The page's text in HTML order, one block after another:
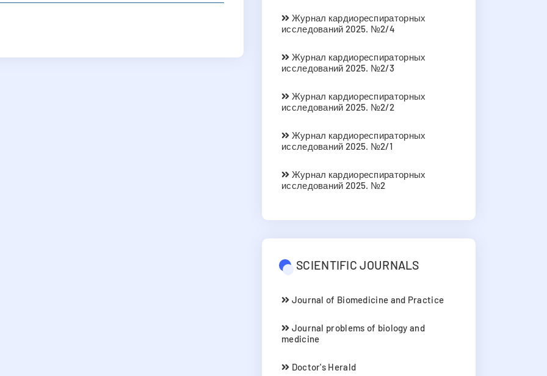
Журнал кардиореспираторных
исследований 2025. №2/4
Журнал кардиореспираторных
исследований 2025. №2/3
Журнал кардиореспираторных
исследований 2025. №2/2
Журнал кардиореспираторных
исследований 2025. №2/1
Журнал кардиореспираторных
исследований 2025. №2
SCIENTIFIC JOURNALS
Journal of Biomedicine and Practice
Journal problems of biology and
medicine
Doctor's Herald